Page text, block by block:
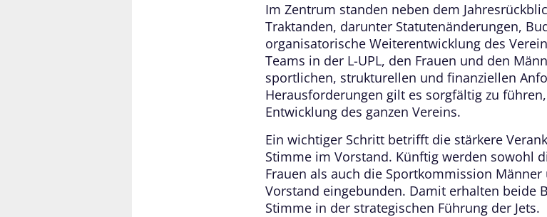
Im Zentrum standen neben dem
Traktanden, darunter Statutenänderungen,
organisatorische Weiterentwicklung des
Teams in der L-UPL, den Frauen und den
sportlichen, strukturellen und finanziellen
Herausforderungen gilt es sorgfältig zu
Entwicklung des ganzen Vereins.
Ein wichtiger Schritt betrifft die stärkere
Stimme im Vorstand. Künftig werden sowohl
Frauen als auch die Sportkommission
Vorstand eingebunden. Damit erhalten beide
Stimme in der strategischen Führung der Jets.